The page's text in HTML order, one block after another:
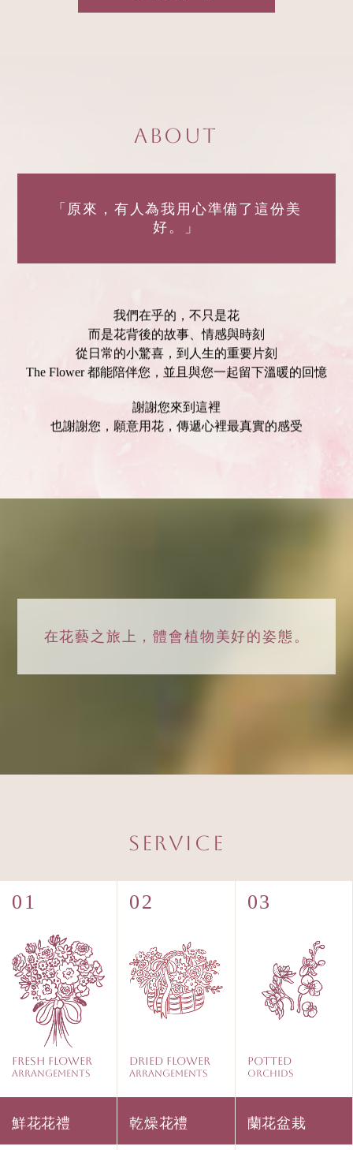
About
「原來，有人為我用心準備了這份美
好。」
我們在乎的，不只是花
而是花背後的故事、情感與時刻
從日常的小驚喜，到人生的重要片刻
The Flower 都能陪伴您，並且與您一起留下溫暖的回憶
謝謝您來到這裡
也謝謝您，願意用花，傳遞心裡最真實的感受
在花藝之旅上，體會植物美好的姿態。
Service
Fresh Flower
Arrangements
鮮花花禮
Dried Flower
Arrangements
乾燥花禮
Potted
Orchids
蘭花盆栽